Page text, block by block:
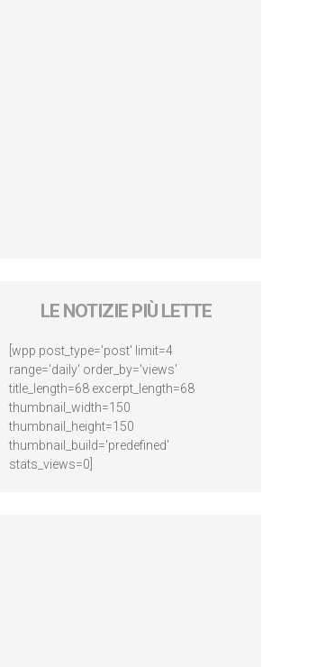
LE NOTIZIE PIÙ LETTE
[wpp post_type='post' limit=4
range='daily' order_by='views'
title_length=68 excerpt_length=68
thumbnail_width=150
thumbnail_height=150
thumbnail_build='predefined'
stats_views=0]